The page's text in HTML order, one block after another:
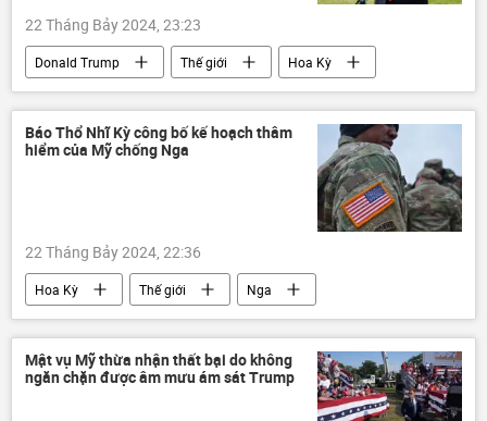
22 Tháng Bảy 2024, 23:23
Donald Trump Thế giới
Hoa Kỳ
Joe Biden
Chính trị
bầu cử Tổng thống Hoa Kỳ
Báo Thổ Nhĩ Kỳ công bố kế hoạch thâm
hiểm của Mỹ chống Nga
22 Tháng Bảy 2024, 22:36
Hoa Kỳ Thế giới
Nga
Armenia
Chính trị Báo chí thế giới
Mật vụ Mỹ thừa nhận thất bại do không
ngăn chặn được âm mưu ám sát Trump